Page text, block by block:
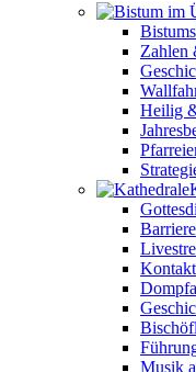
Zahlen
Heilig
Kontakt
Musik